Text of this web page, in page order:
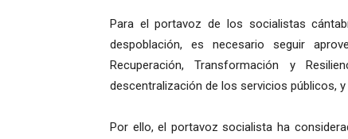
Para el portavoz de los socialistas
despoblación, es necesario seguir
Recuperación, Transformación y
descentralización de los servicios públicos,
Por ello, el portavoz socialista ha